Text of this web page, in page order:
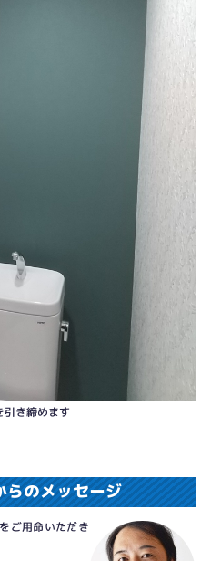
引き締めます
らのメッセージ
ご用命いただき